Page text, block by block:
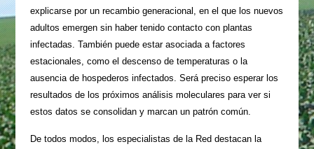
explicarse por un recambio generacional, en el que los nuevos
adultos emergen sin haber tenido contacto con plantas
infectadas. También puede estar asociada a factores
estacionales, como el descenso de temperaturas o la
ausencia de hospederos infectados. Será preciso esperar los
resultados de los próximos análisis moleculares para ver si
estos datos se consolidan y marcan un patrón común.
De todos modos, los especialistas de la Red destacan la